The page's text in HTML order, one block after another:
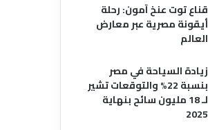
قناع توت عنخ آمون: رحلة
أيقونة مصرية عبر معارض
العالم
زيادة السياحة في مصر
بنسبة 22% والتوقعات تشير
لـ 18 مليون سائح بنهاية
2025